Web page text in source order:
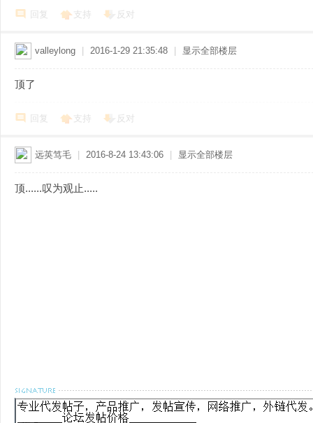
回复 支持 反对
valleylong 2016-1-29 21:35:48 显示全部楼层
顶了
回复 支持 反对
远英笃毛 2016-8-24 13:43:06 显示全部楼层
顶......叹为观止.....